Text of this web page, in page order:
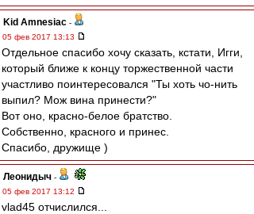
Kid Amnesiac -
05 фев 2017 13:13
Отдельное спасибо хочу сказать, кстати, Игги,
который ближе к концу торжественной части
участливо поинтересовался "Ты хоть чо-нить
выпил? Мож вина принести?"
Вот оно, красно-белое братство.
Собственно, красного и принес.
Спасибо, дружище )
Леонидыч -
05 фев 2017 13:12
vlad45 отчислился...